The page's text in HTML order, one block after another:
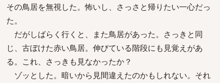
その鳥居を無視した。怖いし、さっさと帰りたい一心だっ
た。
だがしばらく行くと、また鳥居があった。さっきと同
じ、古ぼけた赤い鳥居。伸びている階段にも見覚えがあ
る。これ、さっきも見なかったか？
ゾッとした。暗いから見間違えたのかもしれない。それ